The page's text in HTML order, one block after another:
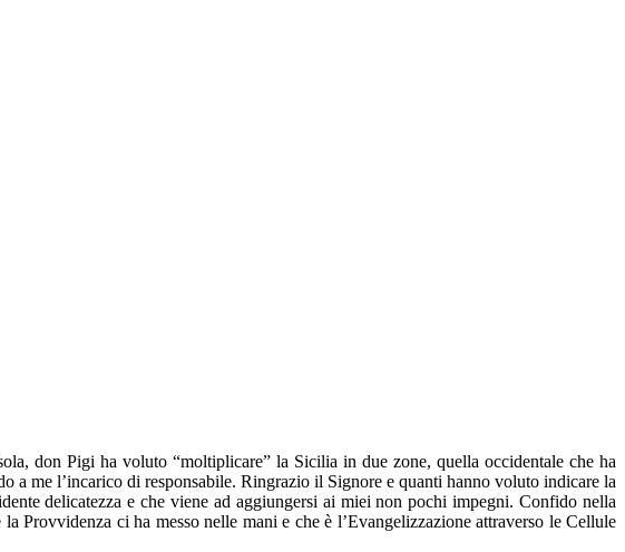
don Pigi ha voluto “moltiplicare” la Sicilia in due zone, quella occidentale che ha
me l’incarico di responsabile. Ringrazio il Signore e quanti hanno voluto indicare la
delicatezza e che viene ad aggiungersi ai miei non pochi impegni. Confido nella
Provvidenza ci ha messo nelle mani e che è l’Evangelizzazione attraverso le Cellule